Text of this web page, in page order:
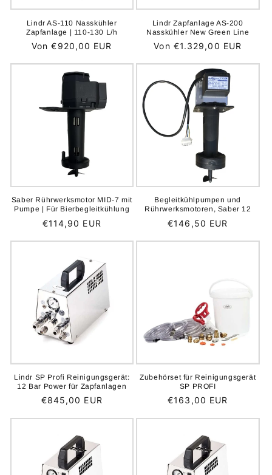
Lindr AS-110 Nasskühler
Zapfanlage | 110-130 L/h
Normaler
Von €920,00 EUR
Lindr Zapfanlage AS-200
Nasskühler New Green Line
Normaler
Von €1.329,00 EUR
Saber Rührwerksmotor MID-7 mit
Pumpe | Für Bierbegleitkühlung
Normaler
€114,90 EUR
Begleitkühlpumpen und
Rührwerksmotoren, Saber 12
Normaler
€146,50 EUR
Lindr SP Profi Reinigungsgerät:
12 Bar Power für Zapfanlagen
Normaler
€845,00 EUR
Zubehörset für Reinigungsgerät
SP PROFI
Normaler
€163,00 EUR